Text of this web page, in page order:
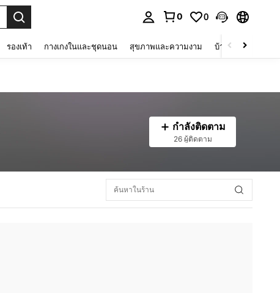
0 0
รองเท้า กางเกงในและชุดนอน สุขภาพและความงาม บ้านและที่อยู่อาศัย
กำลังติดตาม
26 ผู้ติดตาม